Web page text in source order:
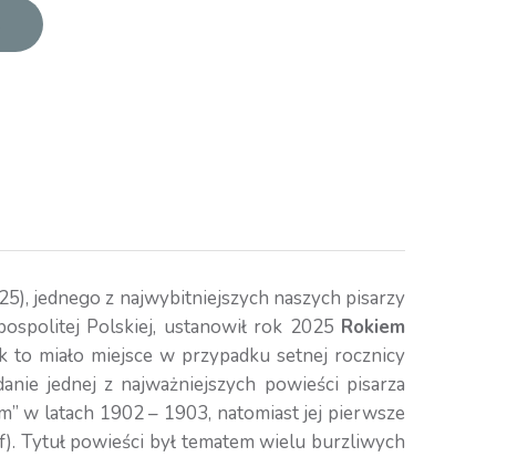
jednego z najwybitniejszych naszych pisarzy
Polskiej, ustanowił rok 2025 Rokiem
to miało miejsce w przypadku setnej rocznicy
jednej z najważniejszych powieści pisarza
w latach 1902 – 1903, natomiast jej pierwsze
Tytuł powieści był tematem wielu burzliwych